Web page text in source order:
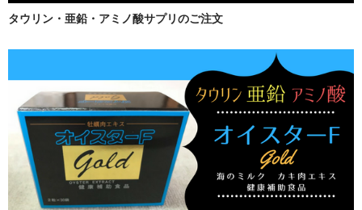
タウリン・亜鉛・アミノ酸サプリのご注文